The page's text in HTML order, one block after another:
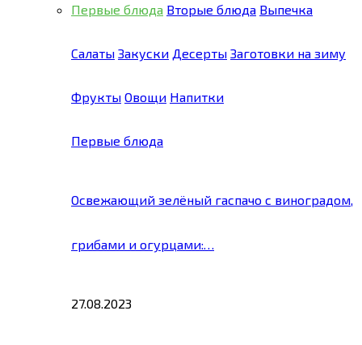
Первые блюда Вторые блюда Выпечка
Салаты Закуски Десерты Заготовки на зиму
Фрукты Овощи Напитки
Первые блюда
Освежающий зелёный гаспачо с виноградом,
грибами и огурцами:…
27.08.2023